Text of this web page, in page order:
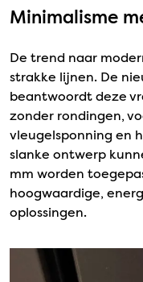
Minimalisme
De trend naar
strakke lijnen. De
beantwoordt deze
zonder rondingen,
vleugelsponning en
slanke ontwerp
mm worden
hoogwaardige,
oplossingen.